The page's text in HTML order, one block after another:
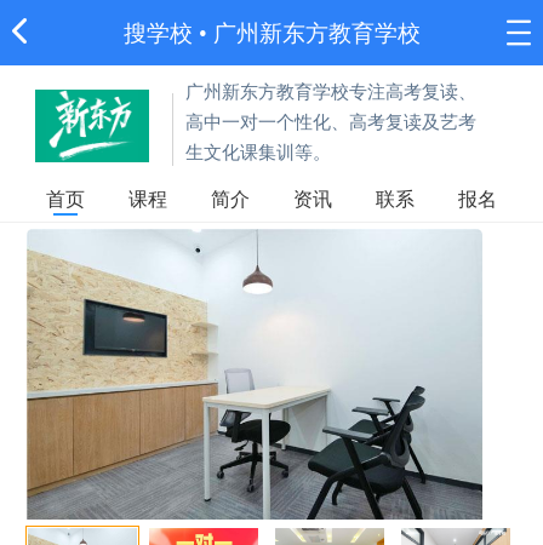
搜学校 • 广州新东方教育学校
广州新东方教育学校专注高考复读、
高中一对一个性化、高考复读及艺考
生文化课集训等。
首页 课程 简介 资讯 联系 报名